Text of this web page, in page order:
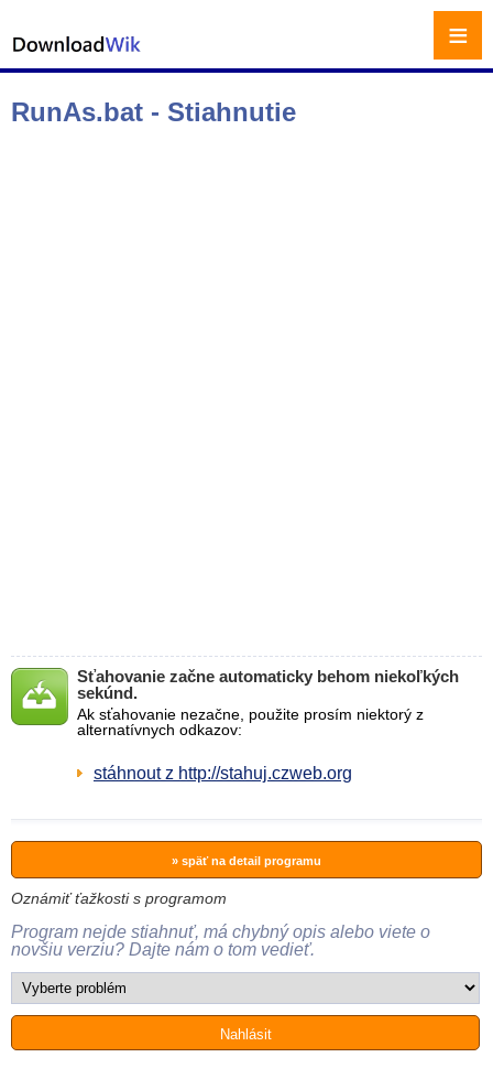
RunAs.bat - Stiahnutie
Sťahovanie začne automaticky behom niekoľkých
sekúnd.
Ak sťahovanie nezačne, použite prosím niektorý z
alternatívnych odkazov:
stáhnout z http://stahuj.czweb.org
» späť na detail programu
Oznámiť ťažkosti s programom
Program nejde stiahnuť, má chybný opis alebo viete o
novšiu verziu? Dajte nám o tom vedieť.
≡